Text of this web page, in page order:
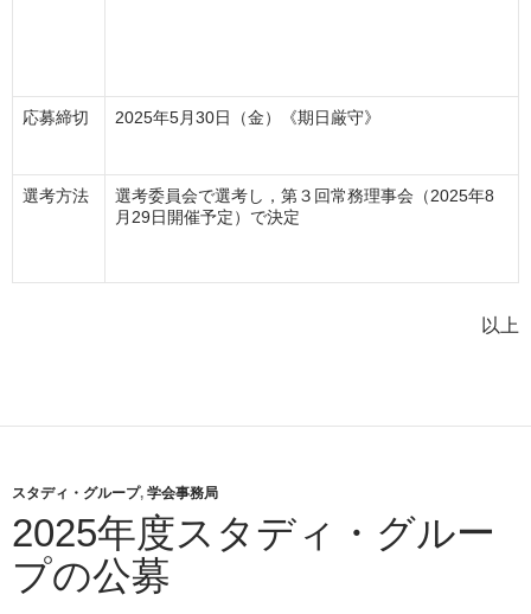
応募締切 2025年5月30日（金）《期日厳守》
選考方法
選考委員会で選考し，第３回常務理事会（2025年8
月29日開催予定）で決定
以上
スタディ・グループ, 学会事務局
2025年度スタディ・グルー
プの公募